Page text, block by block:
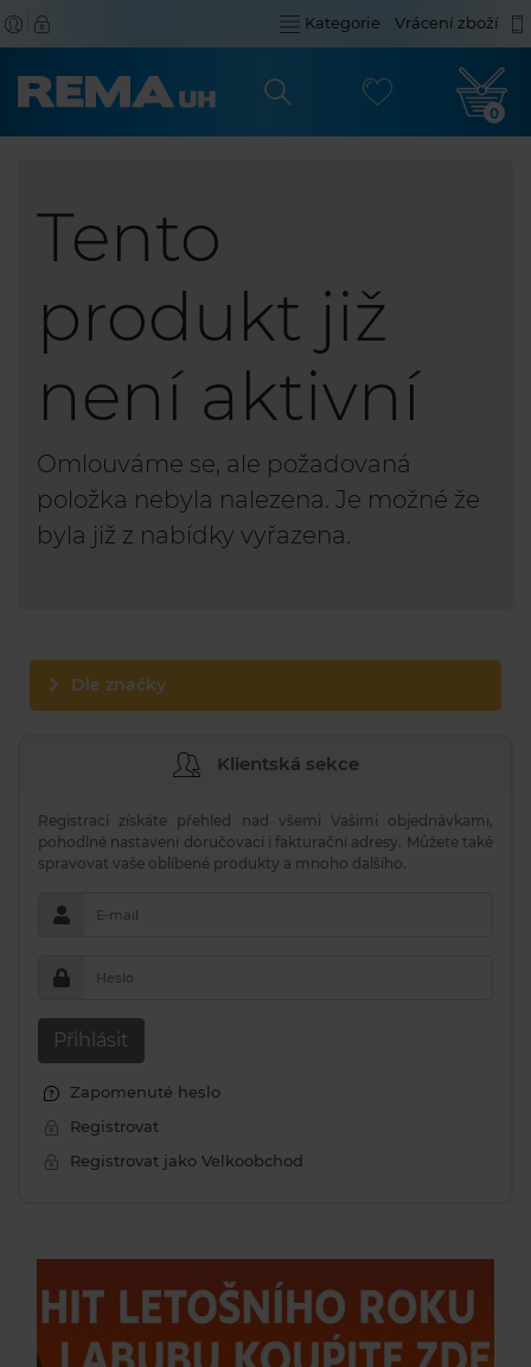
Kategorie Vrácení zboží
0
Tento
produkt již
není aktivní
Omlouváme se, ale požadovaná
položka nebyla nalezena. Je možné že
byla již z nabídky vyřazena.
Dle značky
Klientská sekce
Registrací získáte přehled nad všemi Vašimi objednávkami,
pohodlné nastavení doručovací i fakturační adresy. Můžete také
spravovat vaše oblíbené produkty a mnoho dalšího.
E-mail
Heslo
Přihlásit
Zapomenuté heslo
Registrovat
Registrovat jako Velkoobchod